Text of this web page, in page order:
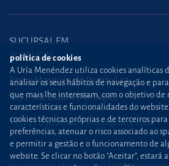
SUCURSAL EM
PORTUGAL
Praça Marquês de Pombal,12
1250-162 Lisboa (Portugal)
+351 21 030 86 00 lisboa@uria.com
política de cookies
A Uría Menéndez utiliza cookies analíticas
analisar os seus hábitos de navegação e
que mais lhe interessam, com o objetivo de
características e funcionalidades do
cookies técnicas próprias e de terceiros para
preferências, atenuar o risco associado ao
e permitir a gestão e o funcionamento de
website. Se clicar no botão “Aceitar”, estará